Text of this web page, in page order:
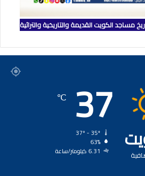
مساجد الكويت القديمة والتاريخية والتراثية
37
℃
63%
6.31 كيلومتر/ساعة